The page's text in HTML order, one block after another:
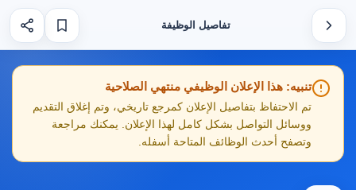
تفاصيل الوظيفة
تنبيه: هذا الإعلان الوظيفي منتهي الصلاحية
تم الاحتفاظ بتفاصيل الإعلان كمرجع تاريخي، وتم إغلاق التقديم
ووسائل التواصل بشكل كامل لهذا الإعلان. يمكنك مراجعة
وتصفح أحدث الوظائف المتاحة أسفله.